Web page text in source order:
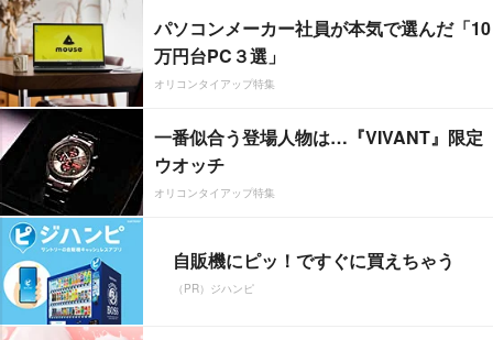
パソコンメーカー社員が本気で選んだ「10
万円台PC３選」
オリコンタイアップ特集
一番似合う登場人物は…『VIVANT』限定
ウオッチ
オリコンタイアップ特集
自販機にピッ！ですぐに買えちゃう
（PR）ジハンピ